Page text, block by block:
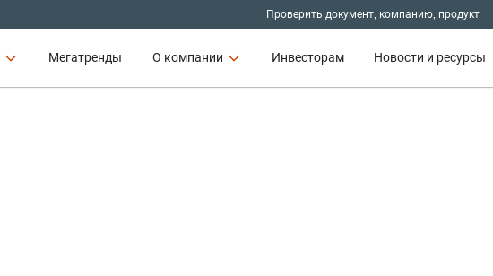
Проверить документ, компанию, продукт
Мегатренды О компании Инвесторам Новости и ресурсы